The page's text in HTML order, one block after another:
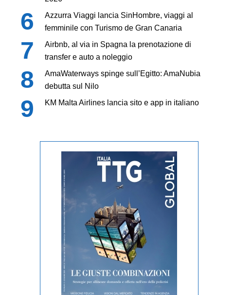
Azzurra Viaggi lancia SinHombre, viaggi al
femminile con Turismo de Gran Canaria
Airbnb, al via in Spagna la prenotazione di
transfer e auto a noleggio
AmaWaterways spinge sull’Egitto: AmaNubia
debutta sul Nilo
KM Malta Airlines lancia sito e app in italiano